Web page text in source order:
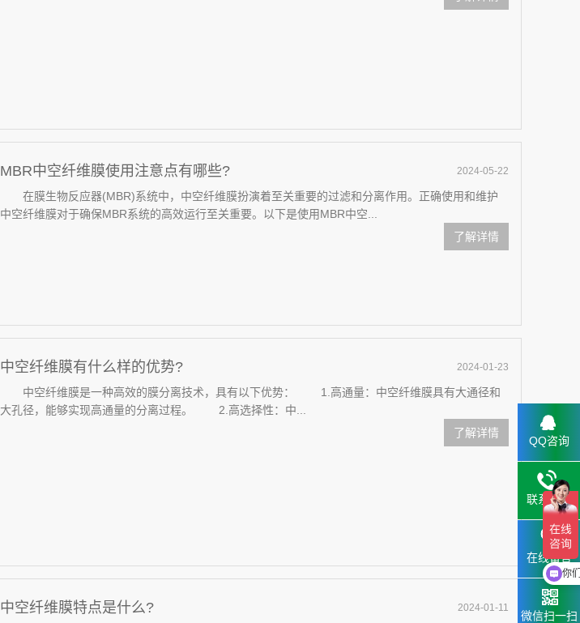
2024-05-22
MBR中空纤维膜使用注意点有哪些?
在膜生物反应器(MBR)系统中，中空纤维膜扮演着至关重要的过滤和分离作用。正确使用和维护
中空纤维膜对于确保MBR系统的高效运行至关重要。以下是使用MBR中空...
了解详情
2024-01-23
中空纤维膜有什么样的优势?
中空纤维膜是一种高效的膜分离技术，具有以下优势： 1.高通量：中空纤维膜具有大通径和
大孔径，能够实现高通量的分离过程。 2.高选择性：中...
了解详情
2024-01-11
中空纤维膜特点是什么?
QQ咨询
联系电话
在线留言
微信扫一扫
你
现